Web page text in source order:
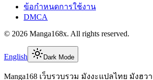
ข้อกำหนดการใช้งาน
DMCA
© 2026 Manga168x. All rights reserved.
English Dark Mode
Manga168 เว็บรวบรวม มังงะแปลไทย มังฮ